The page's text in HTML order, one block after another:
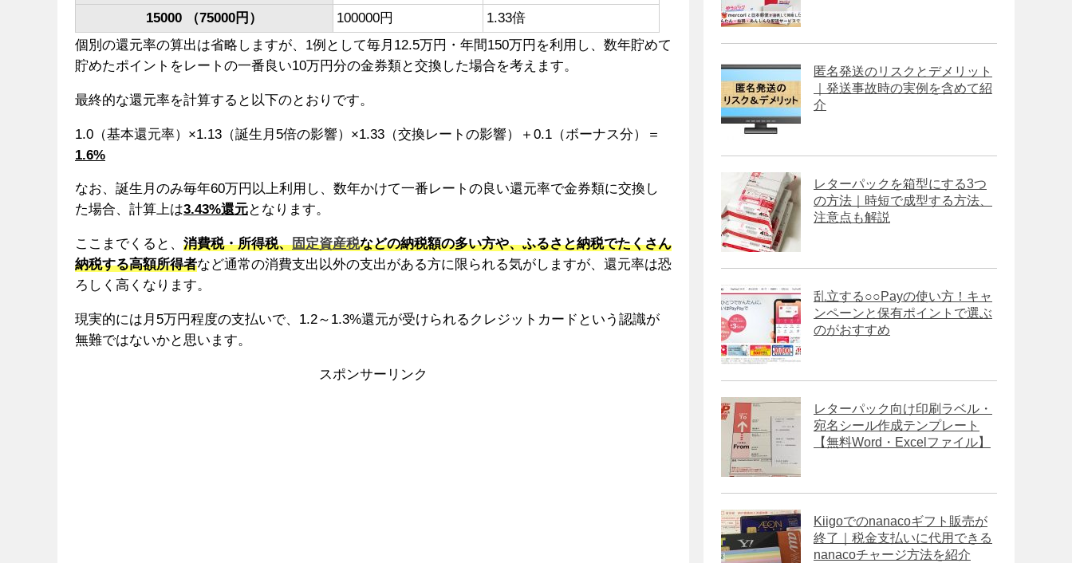
15000 （75000円）
100000円
1.33倍
個別の還元率の算出は省略しますが、1例として毎月12.5万円・年間150万円を利用し、数年貯めて
貯めたポイントをレートの一番良い10万円分の金券類と交換した場合を考えます。
最終的な還元率を計算すると以下のとおりです。
1.0（基本還元率）×1.13（誕生月5倍の影響）×1.33（交換レートの影響）＋0.1（ボーナス分）＝
1.6%
なお、誕生月のみ毎年60万円以上利用し、数年かけて一番レートの良い還元率で金券類に交換し
た場合、計算上は3.43%還元となります。
ここまでくると、 消費税・所得税、固定資産税などの納税額の多い方や、ふるさと納税でたくさん
納税する高額所得者など通常の消費支出以外の支出がある方に限られる気がしますが、還元率は恐
ろしく高くなります。
現実的には月5万円程度の支払いで、1.2～1.3%還元が受けられるクレジットカードという認識が
無難ではないかと思います。
スポンサーリンク
匿名発送のリスクとデメリット
｜発送事故時の実例を含めて紹
介
レターパックを箱型にする3つ
の方法｜時短で成型する方法、
注意点も解説
乱立する○○Payの使い方！キャ
ンペーンと保有ポイントで選ぶ
のがおすすめ
レターパック向け印刷ラベル・
宛名シール作成テンプレート
【無料Word・Excelファイル】
Kiigoでのnanacoギフト販売が
終了｜税金支払いに代用できる
nanacoチャージ方法を紹介